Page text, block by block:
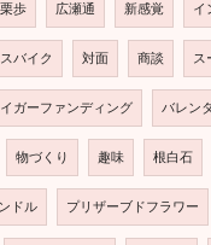
栗歩 広瀬通 新感覚 イ
バイク 対面 商談 ス
ガーファンディング バレン
物づくり 趣味 根白石
ドル プリザーブドフラワー